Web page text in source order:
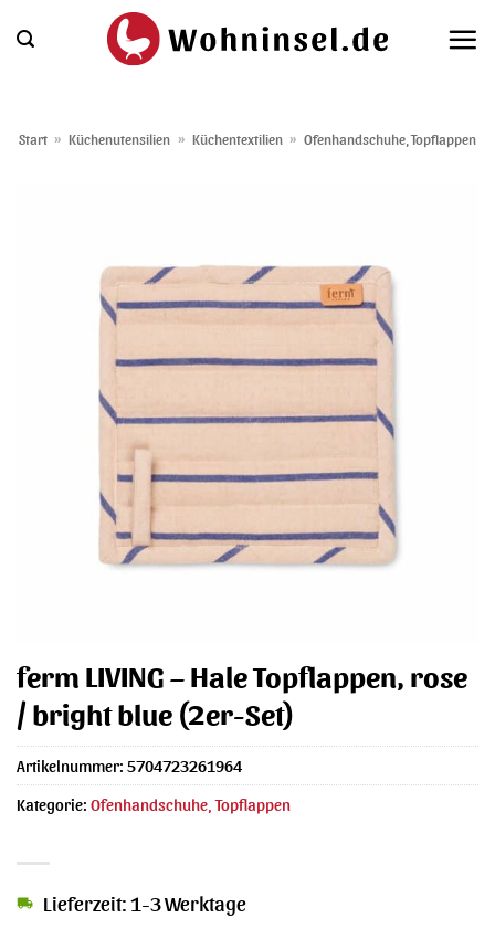
Inhalt
Start » Küchenutensilien » Küchentextilien » Ofenhandschuhe, Topflappen
ferm LIVING – Hale Topflappen, rose
/ bright blue (2er-Set)
Lieferzeit: 1-3 Werktage
Artikelnummer: 5704723261964
Kategorie: Ofenhandschuhe, Topflappen